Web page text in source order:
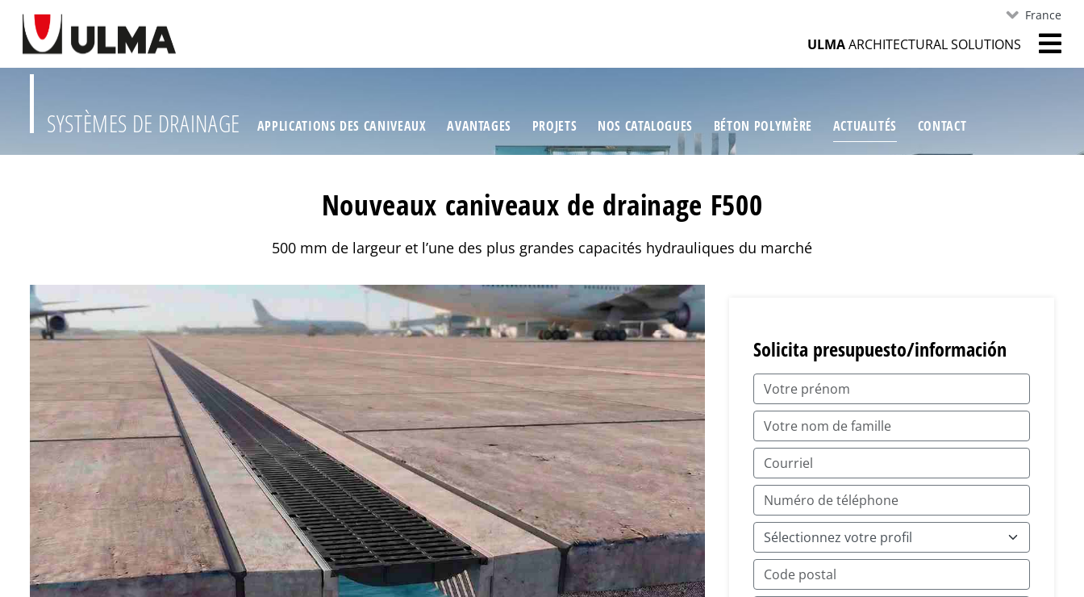
France
ULMAARCHITECTURAL SOLUTIONS
SYSTÈMES DE DRAINAGE APPLICATIONS DES CANIVEAUX AVANTAGES PROJETS NOS CATALOGUES BÉTON POLYMÈRE ACTUALITÉS CONTACT
Nouveaux caniveaux de drainage F500
500 mm de largeur et l’une des plus grandes capacités hydrauliques du marché
Solicita presupuesto/información